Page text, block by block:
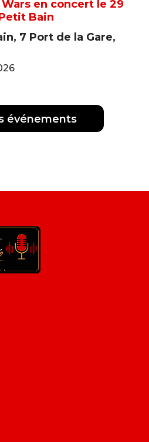
en concert le 29
Bain
7 Port de la Gare,
événements